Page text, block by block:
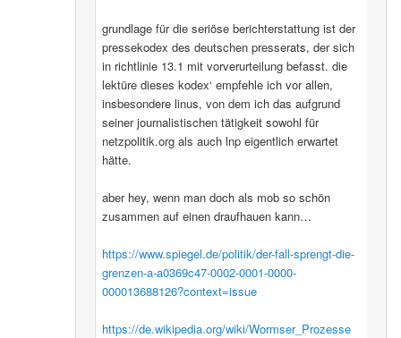
grundlage für die seriöse berichterstattung ist der
pressekodex des deutschen presserats, der sich
in richtlinie 13.1 mit vorverurteilung befasst. die
lektüre dieses kodex‘ empfehle ich vor allen,
insbesondere linus, von dem ich das aufgrund
seiner journalistischen tätigkeit sowohl für
netzpolitik.org als auch lnp eigentlich erwartet
hätte.
aber hey, wenn man doch als mob so schön
zusammen auf einen draufhauen kann…
https://www.spiegel.de/politik/der-fall-sprengt-die-
grenzen-a-a0369c47-0002-0001-0000-
000013688126?context=issue
https://de.wikipedia.org/wiki/Wormser_Prozesse